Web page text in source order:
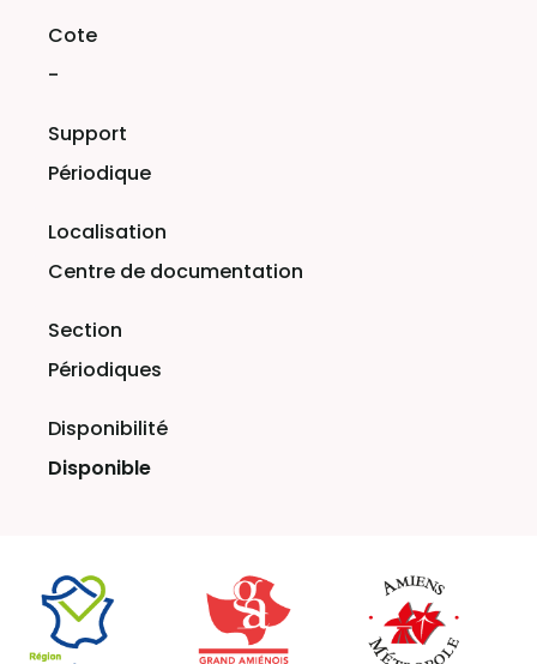
-
Périodique
Centre de documentation
Périodiques
Disponible